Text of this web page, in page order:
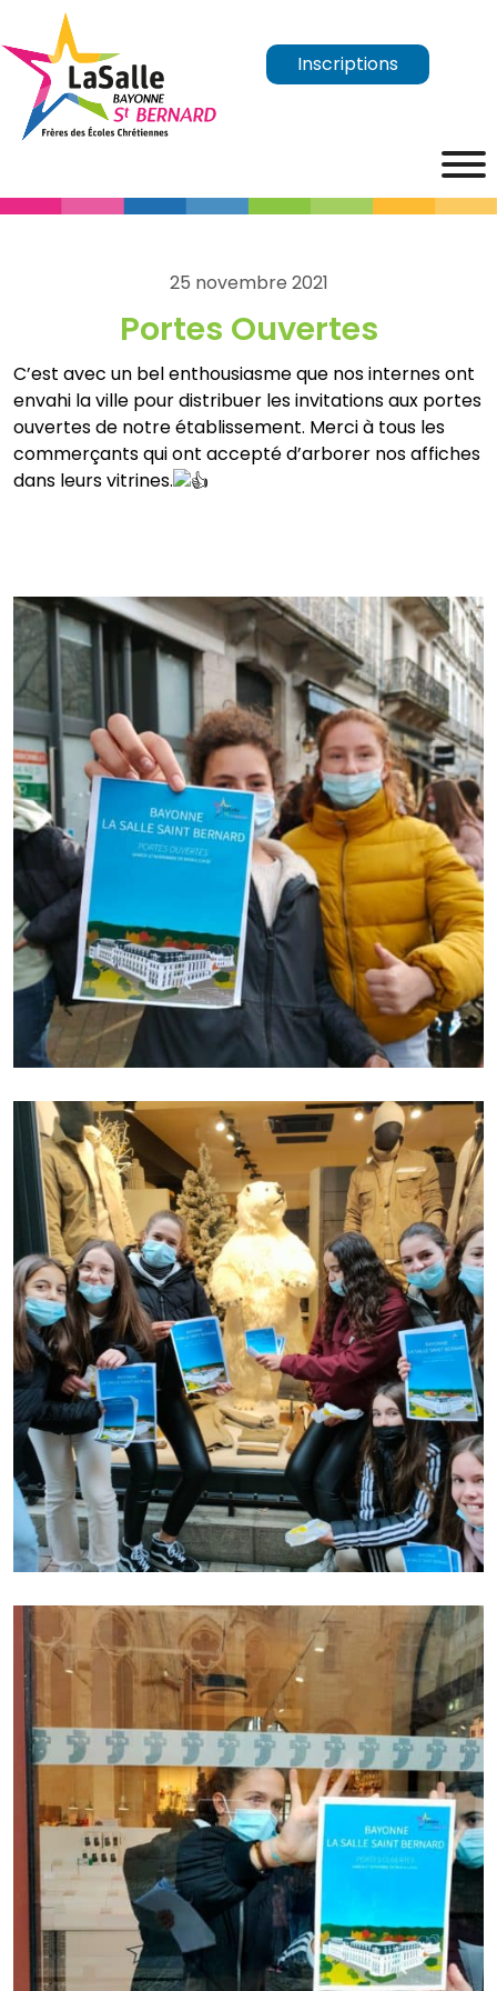
Inscriptions
25 novembre 2021
Portes Ouvertes
C’est avec un bel enthousiasme que nos internes ont
envahi la ville pour distribuer les invitations aux portes
ouvertes de notre établissement. Merci à tous les
commerçants qui ont accepté d’arborer nos affiches
dans leurs vitrines.